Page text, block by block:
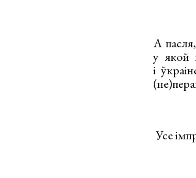
А пасля,
у якой
і
Усе